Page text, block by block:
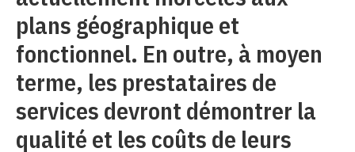
plans géographique et
fonctionnel. En outre, à moyen
terme, les prestataires de
services devront démontrer la
qualité et les coûts de leurs